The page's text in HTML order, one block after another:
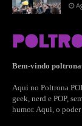
Bem-vindo
Aqui no Poltrona
geek, nerd e POP,
humor. Aqui, o